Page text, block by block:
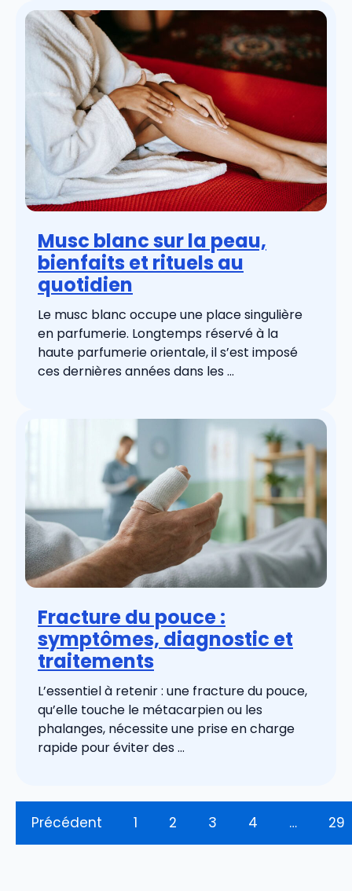
Musc blanc sur la peau,
bienfaits et rituels au
quotidien
Le musc blanc occupe une place singulière
en parfumerie. Longtemps réservé à la
haute parfumerie orientale, il s’est imposé
ces dernières années dans les ...
Fracture du pouce :
symptômes, diagnostic et
traitements
L’essentiel à retenir : une fracture du pouce,
qu’elle touche le métacarpien ou les
phalanges, nécessite une prise en charge
rapide pour éviter des ...
Précédent 1 2 3 4 … 29